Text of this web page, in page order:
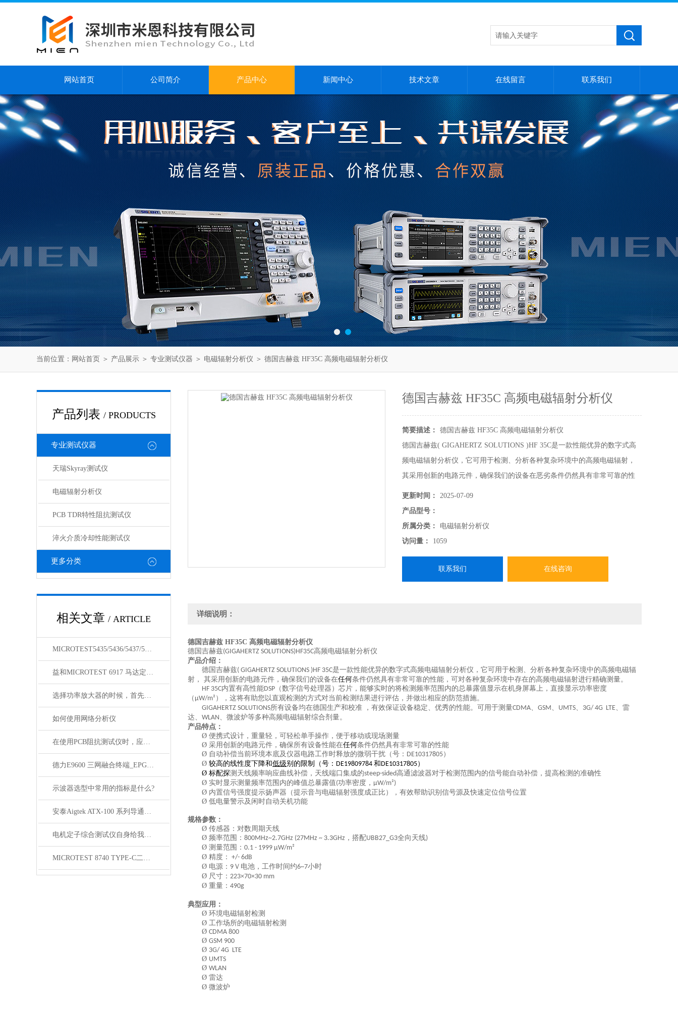
网站首页 公司简介 产品中心 新闻中心 技术文章 在线留言 联系我们
当前位置： 网站首页 ＞ 产品展示 ＞ 专业测试仪器 ＞ 电磁辐射分析仪 ＞ 德国吉赫兹 HF35C 高频电磁辐射分析仪
产品列表 / PRODUCTS
专业测试仪器
天瑞Skyray测试仪
电磁辐射分析仪
PCB TDR特性阻抗测试仪
淬火介质冷却性能测试仪
更多分类
相关文章 / ARTICLE
MICROTEST5435/5436/5437/5438变压器测试仪
益和MICROTEST 6917 马达定子测试系统
选择功率放大器的时候，首先要注意它的一些技术指标
如何使用网络分析仪
在使用PCB阻抗测试仪时，应该注意以下几个要点
德力E9600 三网融合终端_EPG自动化测试系统V1.0
示波器选型中常用的指标是什么?
安泰Aigtek ATX-100 系列导通线束测试仪
电机定子综合测试仪自身给我们带来了怎样的优势呢？
MICROTEST 8740 TYPE-C二线式线材测试仪
德国吉赫兹 HF35C 高频电磁辐射分析仪
简要描述：
德国吉赫兹 HF35C 高频电磁辐射分析仪
德国吉赫兹( GIGAHERTZ SOLUTIONS )HF 35C是一款性能优异的数字式高
频电磁辐射分析仪，它可用于检测、分析各种复杂环境中的高频电磁辐射，
其采用创新的电路元件，确保我们的设备在恶劣条件仍然具有非常可靠的性
能，可对各种复杂环境中存在的高频电磁辐射进行精确测量。
更新时间：
2025-07-09
产品型号：
所属分类：
电磁辐射分析仪
访问量：
1059
联系我们 在线咨询
详细说明：
德国吉赫兹 HF35C 高频电磁辐射分析仪
德国吉赫兹(GIGAHERTZ SOLUTIONS)HF35C高频电磁辐射分析仪
产品介绍：
德国吉赫兹( GIGAHERTZ SOLUTIONS )HF 35C是一款性能优异的数字式高频电磁辐射分析仪，它可用于检测、分析各种复杂环境中的高频电磁辐
射， 其采用创新的电路元件，确保我们的设备在任何条件仍然具有非常可靠的性能，可对各种复杂环境中存在的高频电磁辐射进行精确测量。
HF 35C内置有高性能DSP （数字信号处理器）芯片，能够实时的将检测频率范围内的总暴露值显示在机身屏幕上，直接显示功率密度
（ μW/m² ），这将有助您以直观检测的方式对当前检测结果进行评估，并做出相应的防范措施。
GIGAHERTZ SOLUTIONS所有设备均在德国生产和校准 ，有效保证设备稳定、优秀的性能。可用于测量CDMA、 GSM、 UMTS、 3G/ 4G LTE、雷
达、 WLAN、微波炉等多种高频电磁辐射综合剂量。
产品特点 ：
Ø 便携式设计，重量轻，可轻松单手操作，便于移动或现场测量
Ø 采用创新的电路元件，确保所有设备性能在任何条件仍然具有非常可靠的性能
Ø 自动补偿当前环境本底及仪器电路工作时释放的微弱干扰（号： DE10317805）
Ø 较高的线性度下降和低级别的限制（号：DE19809784 和 DE10317805）
Ø 标配探测天线频率响应曲线补偿，天线端口集成的steep-sided高通滤波器对于检测范围内的信号能自动补偿，提高检测的准确性
Ø 实时显示测量频率范围内的峰值总暴露值(功率密度， μW/m²)
Ø 内置信号强度提示扬声器（提示音与电磁辐射强度成正比），有效帮助识别信号源及快速定位信号位置
Ø 低电量警示及闲时自动关机功能
规格参数 ：
Ø 传感器：对数周期天线
Ø 频率范围： 800MHz~2.7GHz (27MHz ~ 3.3GHz ，搭配UBB27_G3全向天线)
Ø 测量范围： 0.1 - 1999 μW/m²
Ø 精度： +/- 6dB
Ø 电源： 9 Ｖ电池，工作时间约6~7小时
Ø 尺寸： 223×70×30 mm
Ø 重量： 490g
典型应用 ：
Ø 环境电磁辐射检测
Ø 工作场所的电磁辐射检测
Ø CDMA 800
Ø GSM 900
Ø 3G/ 4G LTE
Ø UMTS
Ø WLAN
Ø 雷达
Ø 微波炉